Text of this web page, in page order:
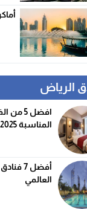
الرياض
افضل 5
المناسبة 2025
أفضل 7
العالمي